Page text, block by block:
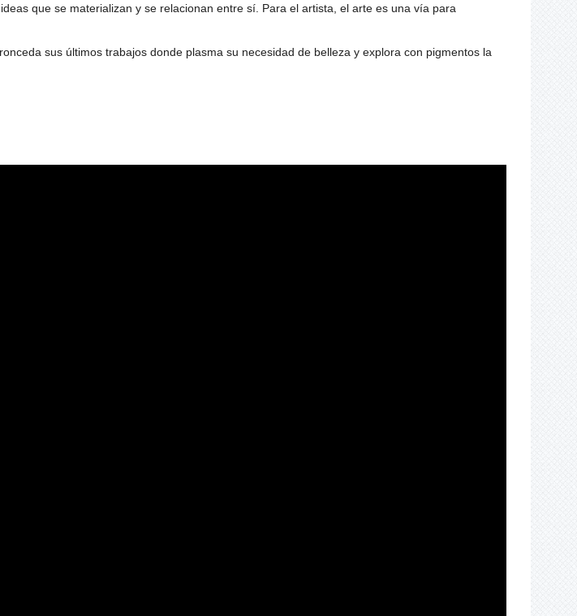
que se materializan y se relacionan entre sí. Para el artista, el arte es una vía para
sus últimos trabajos donde plasma su necesidad de belleza y explora con pigmentos la